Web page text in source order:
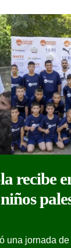
recibe
una jornada